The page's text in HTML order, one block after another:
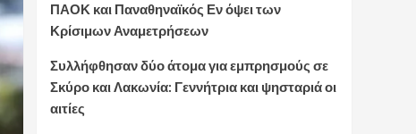
ΠΑΟΚ και Παναθηναϊκός Εν όψει των
Κρίσιμων Αναμετρήσεων
Συλλήφθησαν δύο άτομα για εμπρησμούς σε
Σκύρο και Λακωνία: Γεννήτρια και ψησταριά οι
αιτίες